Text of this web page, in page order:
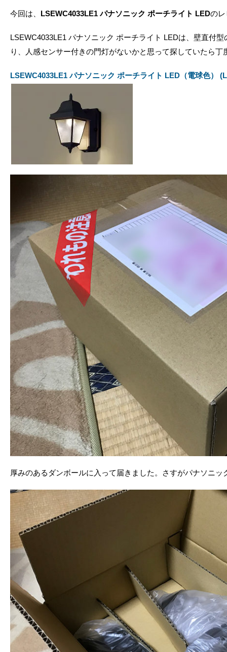
今回は、 LSEWC4033LE1 パナソニック ポーチライト LEDの
LSEWC4033LE1 パナソニック ポーチライト LEDは、壁直付
り、人感センサー付きの門灯がないかと思って探していたら
LSEWC4033LE1 パナソニック ポーチライト LED（電球色）
厚みのあるダンボールに入って届きました。さすがパナソニ